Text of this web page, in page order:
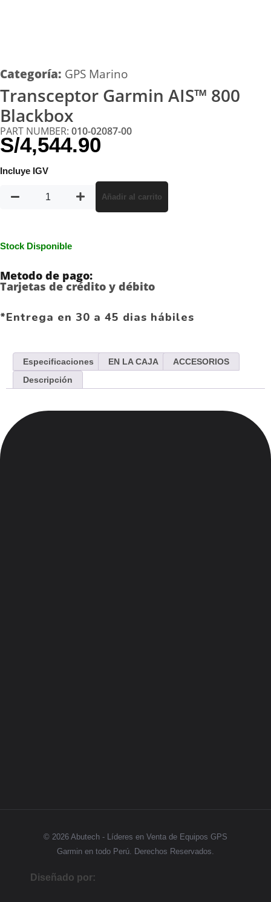
Categoría: GPS Marino
Transceptor Garmin AIS™ 800
Blackbox
PART NUMBER: 010-02087-00
S/4,544.90
Incluye IGV
Añadir al carrito
Stock Disponible
Metodo de pago:
Tarjetas de crédito y débito
*Entrega en 30 a 45 dias hábiles
Especificaciones EN LA CAJA
ACCESORIOS
Descripción
© 2026 Abutech - Líderes en Venta de Equipos GPS
Garmin en todo Perú. Derechos Reservados.
Diseñado por: